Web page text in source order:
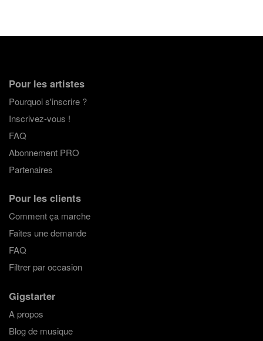
Pour les artistes
Pourquoi s'inscrire ?
Inscrivez-vous !
FAQ
Abonnement PRO
Partenaires
Pour les clients
Comment ça marche
Faites une demande
FAQ
Filtrer par occasion
Gigstarter
A propos
Blog de musique